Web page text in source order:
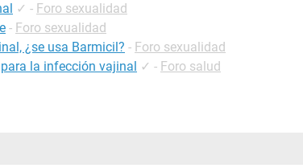
✓ - Foro sexualidad
- Foro sexualidad
¿se usa Barmicil? - Foro sexualidad
la infección vajinal ✓ - Foro salud